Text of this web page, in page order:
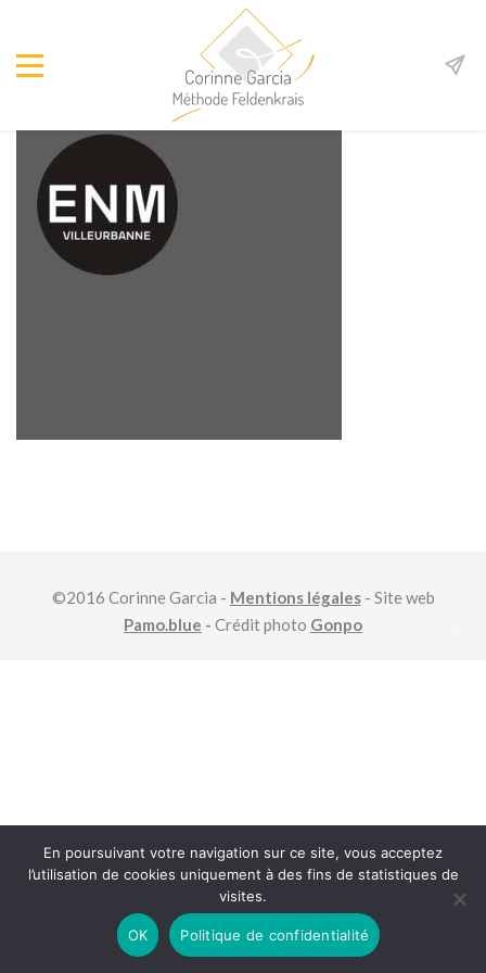
©2016 Corinne Garcia - Mentions légales- Site web
Pamo.blue - Crédit photo Gonpo
En poursuivant votre navigation sur ce site, vous acceptez
l’utilisation de cookies uniquement à des fins de statistiques de
visites.
OK Politique de confidentialité